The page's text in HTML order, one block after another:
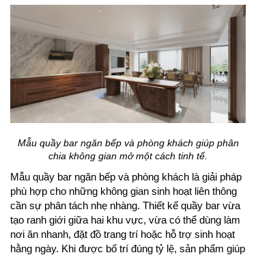
Mẫu quầy bar ngăn bếp và phòng khách giúp phân
chia không gian mở một cách tinh tế.
Mẫu quầy bar ngăn bếp và phòng khách là giải pháp
phù hợp cho những không gian sinh hoạt liên thông
cần sự phân tách nhẹ nhàng. Thiết kế quầy bar vừa
tạo ranh giới giữa hai khu vực, vừa có thể dùng làm
nơi ăn nhanh, đặt đồ trang trí hoặc hỗ trợ sinh hoạt
hằng ngày. Khi được bố trí đúng tỷ lệ, sản phẩm giúp